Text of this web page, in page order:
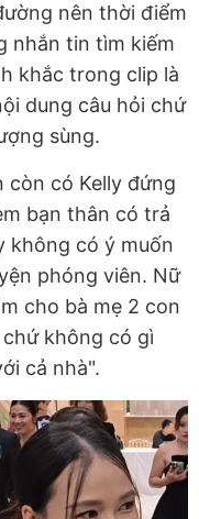
nên thời điểm
nhắn tin tìm kiếm
khắc trong clip là
dung câu hỏi chứ
sùng.
còn có Kelly đứng
bạn thân có trả
không có ý muốn
phóng viên. Nữ
cho bà mẹ 2 con
không có gì
cả nhà".